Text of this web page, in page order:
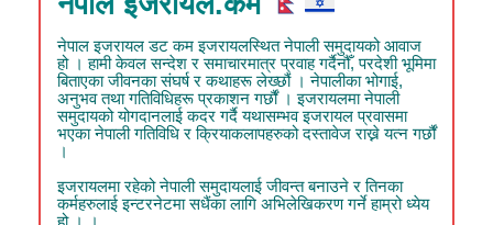
नेपाल इजरायल डट कम इजरायलस्थित नेपाली समुदायको आवाज
हो । हामी केवल सन्देश र समाचारमात्र प्रवाह गर्दैनौँ, परदेशी भूमिमा
बिताएका जीवनका संघर्ष र कथाहरू लेख्छौं । नेपालीका भोगाई,
अनुभव तथा गतिविधिहरू प्रकाशन गर्छौं । इजरायलमा नेपाली
समुदायको योगदानलाई कदर गर्दै यथासम्भव इजरायल प्रवासमा
भएका नेपाली गतिविधि र क्रियाकलापहरुको दस्तावेज राख्ने यत्न गर्छौं
।
इजरायलमा रहेको नेपाली समुदायलाई जीवन्त बनाउने र तिनका
कर्महरुलाई इन्टरनेटमा सधैंका लागि अभिलेखिकरण गर्ने हाम्रो ध्येय